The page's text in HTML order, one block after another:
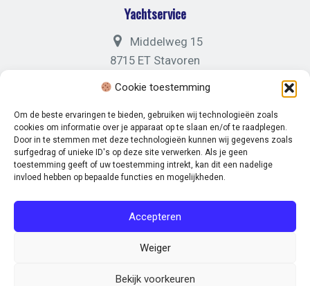
Cookie toestemming
Om de beste ervaringen te bieden, gebruiken wij technologieën zoals
cookies om informatie over je apparaat op te slaan en/of te raadplegen.
Door in te stemmen met deze technologieën kunnen wij gegevens zoals
surfgedrag of unieke ID's op deze site verwerken. Als je geen
toestemming geeft of uw toestemming intrekt, kan dit een nadelige
invloed hebben op bepaalde functies en mogelijkheden.
Accepteren
Weiger
Bekijk voorkeuren
Yachtservice
Middelweg 15
8715 ET Stavoren
Algemein
+31 (0)88 05 04 121
© 2026 Marina Stavoren. -Disclaimer-Privacybeleid
Volg ons op: